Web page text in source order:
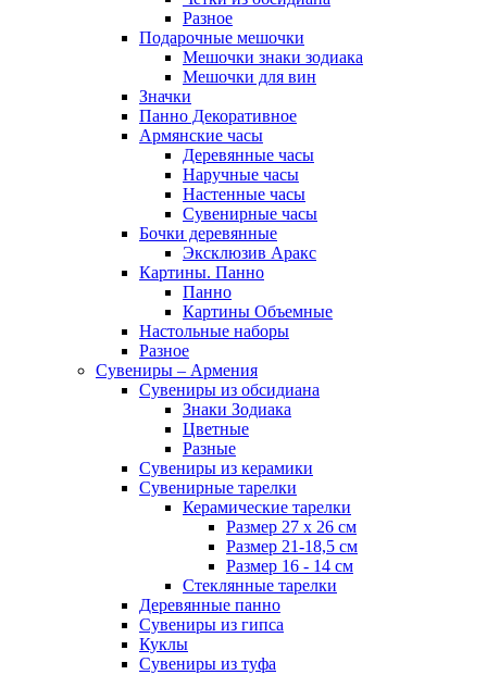
Разное
Подарочные мешочки
Мешочки знаки зодиака
Мешочки для вин
Значки
Панно Декоративное
Армянские часы
Деревянные часы
Наручные часы
Настенные часы
Сувенирные часы
Бочки деревянные
Эксклюзив Аракс
Картины. Панно
Панно
Картины Объемные
Настольные наборы
Разное
Сувениры – Армения
Сувениры из обсидиана
Знаки Зодиака
Цветные
Разные
Сувениры из керамики
Сувенирные тарелки
Керамические тарелки
Размер 27 х 26 см
Размер 21-18,5 см
Размер 16 - 14 см
Стеклянные тарелки
Деревянные панно
Сувениры из гипса
Куклы
Сувениры из туфа